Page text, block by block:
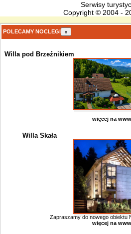
Serwisy
Copyright © 2004 -
POLECAMY NOCLEGI x
Willa pod Brzeźnikiem
więcej na www
Willa Skała
Zapraszamy do nowego obiektu
więcej na www